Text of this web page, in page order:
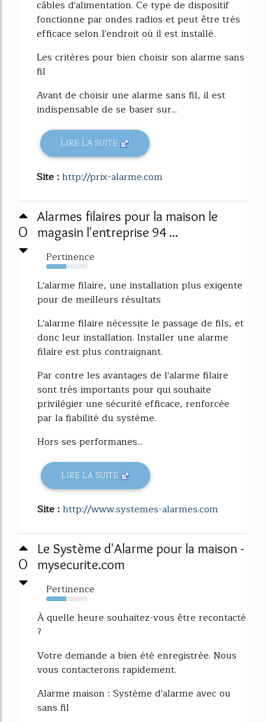
câbles d'alimentation. Ce type de dispositif
fonctionne par ondes radios et peut être très
efficace selon l'endroit où il est installé.
Les critères pour bien choisir son alarme sans
fil
Avant de choisir une alarme sans fil, il est
indispensable de se baser sur...
LIRE LA SUITE
Site :http://prix-alarme.com
0
Alarmes filaires pour la maison le
magasin l'entreprise 94 ...
Pertinence
49%
L'alarme filaire, une installation plus exigente
pour de meilleurs résultats
L'alarme filaire nécessite le passage de fils, et
donc leur installation. Installer une alarme
filaire est plus contraignant.
Par contre les avantages de l'alarme filaire
sont très importants pour qui souhaite
privilégier une sécurité efficace, renforcée
par la fiabilité du système.
Hors ses performanes...
LIRE LA SUITE
Site :http://www.systemes-alarmes.com
0
Le Système d'Alarme pour la maison -
mysecurite.com
Pertinence
49%
À quelle heure souhaitez-vous être recontacté
?
Votre demande a bien été enregistrée. Nous
vous contacterons rapidement.
Alarme maison : Système d'alarme avec ou
sans fil